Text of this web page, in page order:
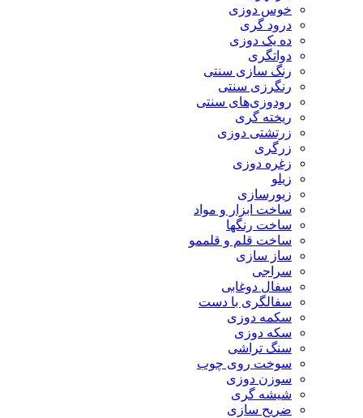
خوس دوزی
درود گری
ده یک دوزی
دواتگری
رنگ سازی سنتی
رنگرزی سنتی
رودوزی‌های سنتی
ریخته گری
زرتشتی دوزی
زرگری
زغره دوزی
زیلو
زیورسازی
ساخت ابزار و مواد
ساخت رنگها
ساخت قلم و قلممو
ساز سازی
سراجی
سفال دوغابی
سفالگری با دست
سکمه دوزی
سکه دوزی
سنگ تراشی
سوخت روی چوب
سوزن دوزی
شیشه گری
ضریح سازی